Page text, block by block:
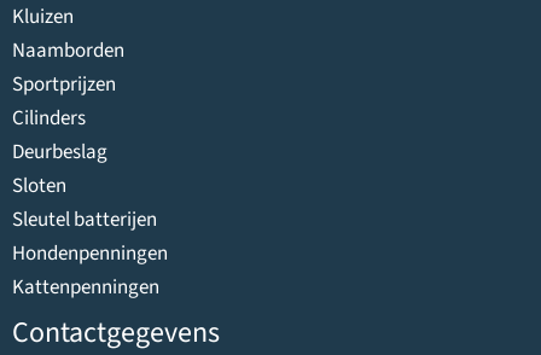
Kluizen
Naamborden
Sportprijzen
Cilinders
Deurbeslag
Sloten
Sleutel batterijen
Hondenpenningen
Kattenpenningen
Contactgegevens